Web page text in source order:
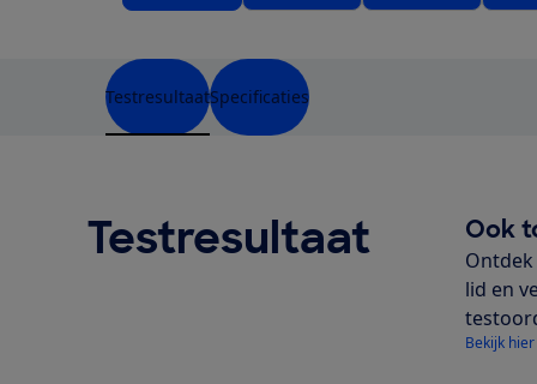
TestresultaatSpecificaties
Testresultaat Ook
lid en
Bekijk